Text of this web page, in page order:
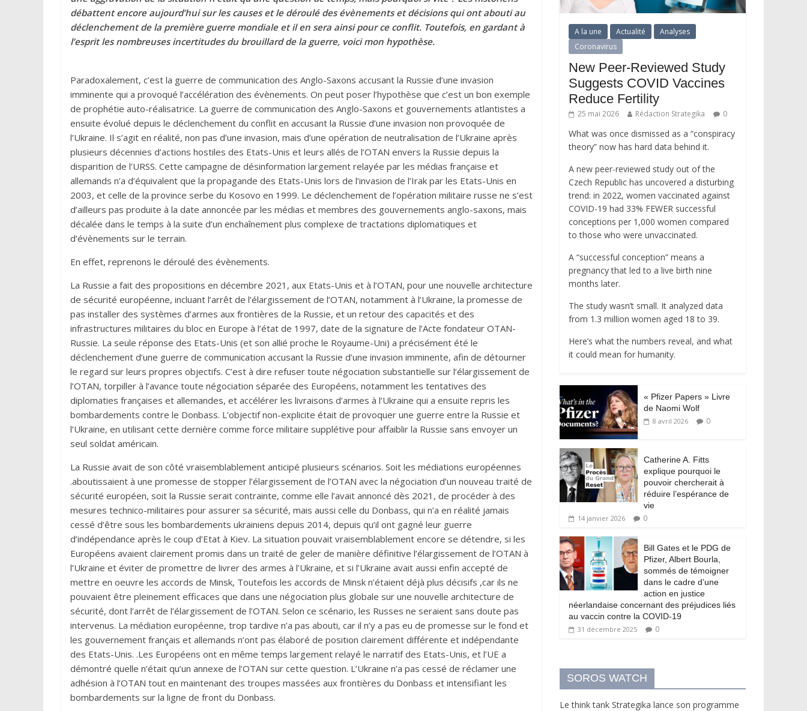
débattent encore aujourd’hui sur les causes et le déroulé des évènements et décisions qui ont abouti au
déclenchement de la première guerre mondiale et il en sera ainsi pour ce conflit. Toutefois, en gardant à
l’esprit les nombreuses incertitudes du brouillard de la guerre, voici mon hypothèse.
Paradoxalement, c’est la guerre de communication des Anglo-Saxons accusant la Russie d’une invasion
imminente qui a provoqué l’accélération des évènements. On peut poser l’hypothèse que c’est un bon exemple
de prophétie auto-réalisatrice. La guerre de communication des Anglo-Saxons et gouvernements atlantistes a
ensuite évolué depuis le déclenchement du conflit en accusant la Russie d’une invasion non provoquée de
l’Ukraine. Il s’agit en réalité, non pas d’une invasion, mais d’une opération de neutralisation de l’Ukraine après
plusieurs décennies d’actions hostiles des Etats-Unis et leurs allés de l’OTAN envers la Russie depuis la
disparition de l’URSS. Cette campagne de désinformation largement relayée par les médias française et
allemands n’a d’équivalent que la propagande des Etats-Unis lors de l’invasion de l’Irak par les Etats-Unis en
2003, et celle de la province serbe du Kosovo en 1999. Le déclenchement de l’opération militaire russe ne s’est
d’ailleurs pas produite à la date annoncée par les médias et membres des gouvernements anglo-saxons, mais
décalée dans le temps à la suite d’un enchaînement plus complexe de tractations diplomatiques et
d’évènements sur le terrain.
En effet, reprenons le déroulé des évènements.
La Russie a fait des propositions en décembre 2021, aux Etats-Unis et à l’OTAN, pour une nouvelle architecture
de sécurité européenne, incluant l’arrêt de l’élargissement de l’OTAN, notamment à l’Ukraine, la promesse de
pas installer des systèmes d’armes aux frontières de la Russie, et un retour des capacités et des
infrastructures militaires du bloc en Europe à l’état de 1997, date de la signature de l’Acte fondateur OTAN-
Russie. La seule réponse des Etats-Unis (et son allié proche le Royaume-Uni) a précisément été le
déclenchement d’une guerre de communication accusant la Russie d’une invasion imminente, afin de détourner
le regard sur leurs propres objectifs. C’est à dire refuser toute négociation substantielle sur l’élargissement de
l’OTAN, torpiller à l’avance toute négociation séparée des Européens, notamment les tentatives des
diplomaties françaises et allemandes, et accélérer les livraisons d’armes à l’Ukraine qui a ensuite repris les
bombardements contre le Donbass. L’objectif non-explicite était de provoquer une guerre entre la Russie et
l’Ukraine, en utilisant cette dernière comme force militaire supplétive pour affaiblir la Russie sans envoyer un
seul soldat américain.
La Russie avait de son côté vraisemblablement anticipé plusieurs scénarios. Soit les médiations européennes
.aboutissaient à une promesse de stopper l’élargissement de l’OTAN avec la négociation d’un nouveau traité de
sécurité européen, soit la Russie serait contrainte, comme elle l’avait annoncé dès 2021, de procéder à des
mesures technico-militaires pour assurer sa sécurité, mais aussi celle du Donbass, qui n’a en réalité jamais
cessé d’être sous les bombardements ukrainiens depuis 2014, depuis qu’il ont gagné leur guerre
d’indépendance après le coup d’Etat à Kiev. La situation pouvait vraisemblablement encore se détendre, si les
Européens avaient clairement promis dans un traité de geler de manière définitive l’élargissement de l’OTAN à
l’Ukraine et éviter de promettre de livrer des armes à l’Ukraine, et si l’Ukraine avait aussi enfin accepté de
mettre en oeuvre les accords de Minsk, Toutefois les accords de Minsk n’étaient déjà plus décisifs ,car ils ne
pouvaient être pleinement efficaces que dans une négociation plus globale sur une nouvelle architecture de
sécurité, dont l’arrêt de l’élargissement de l’OTAN. Selon ce scénario, les Russes ne seraient sans doute pas
intervenus. La médiation européenne, trop tardive n’a pas abouti, car il n’y a pas eu de promesse sur le fond et
les gouvernement français et allemands n’ont pas élaboré de position clairement différente et indépendante
des Etats-Unis. .Les Européens ont en même temps largement relayé le narratif des Etats-Unis, et l’UE a
démontré quelle n’était qu’un annexe de l’OTAN sur cette question. L’Ukraine n’a pas cessé de réclamer une
adhésion à l’OTAN tout en maintenant des troupes massées aux frontières du Donbass et intensifiant les
bombardements sur la ligne de front du Donbass.
A la une Actualité
Analyses
Coronavirus
New Peer-Reviewed Study
Suggests COVID Vaccines
Reduce Fertility
25 mai 2026 Rédaction Strategika 0
What was once dismissed as a “conspiracy
theory” now has hard data behind it.
A new peer-reviewed study out of the
Czech Republic has uncovered a disturbing
trend: in 2022, women vaccinated against
COVID-19 had 33% FEWER successful
conceptions per 1,000 women compared
to those who were unvaccinated.
A “successful conception” means a
pregnancy that led to a live birth nine
months later.
The study wasn’t small. It analyzed data
from 1.3 million women aged 18 to 39.
Here’s what the numbers reveal, and what
it could mean for humanity.
« Pfizer Papers » Livre
de Naomi Wolf
8 avril 2026 0
Catherine A. Fitts
explique pourquoi le
pouvoir chercherait à
réduire l’espérance de
vie
14 janvier 2026 0
Bill Gates et le PDG de
Pfizer, Albert Bourla,
sommés de témoigner
dans le cadre d’une
action en justice
néerlandaise concernant des préjudices liés
au vaccin contre la COVID-19
31 décembre 2025 0
SOROS WATCH
Le think tank Strategika lance son programme